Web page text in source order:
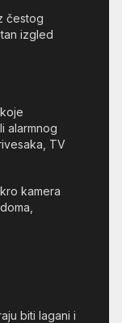
čestog
izgled
alarmnog
TV
kamera
biti lagani i